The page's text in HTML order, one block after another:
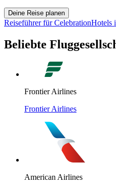
Deine Reise planen
Reiseführer für CelebrationHotels
Beliebte
Frontier Airlines
Frontier Airlines
American Airlines